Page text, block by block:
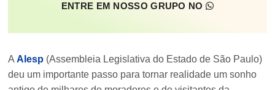
ENTRE EM NOSSO GRUPO NO
AAlesp (Assembleia Legislativa do Estado de São Paulo)
deu um importante passo para tornar realidade um sonho